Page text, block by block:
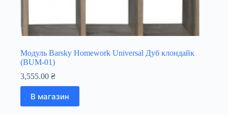
Модуль Barsky Homework Universal Дуб клондайк
(BUМ-01)
3,555.00 ₴
В магазин